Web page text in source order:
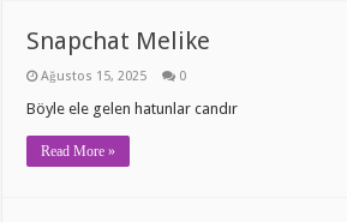
Snapchat Melike
Ağustos 15, 2025 0
Böyle ele gelen hatunlar candır
Read More »